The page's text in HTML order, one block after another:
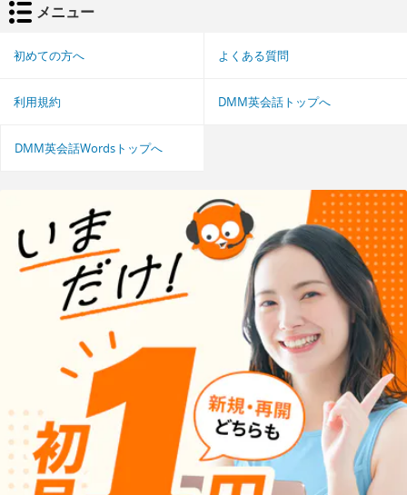
メニュー
初めての方へ よくある質問
利用規約 DMM英会話トップへ
DMM英会話Wordsトップへ